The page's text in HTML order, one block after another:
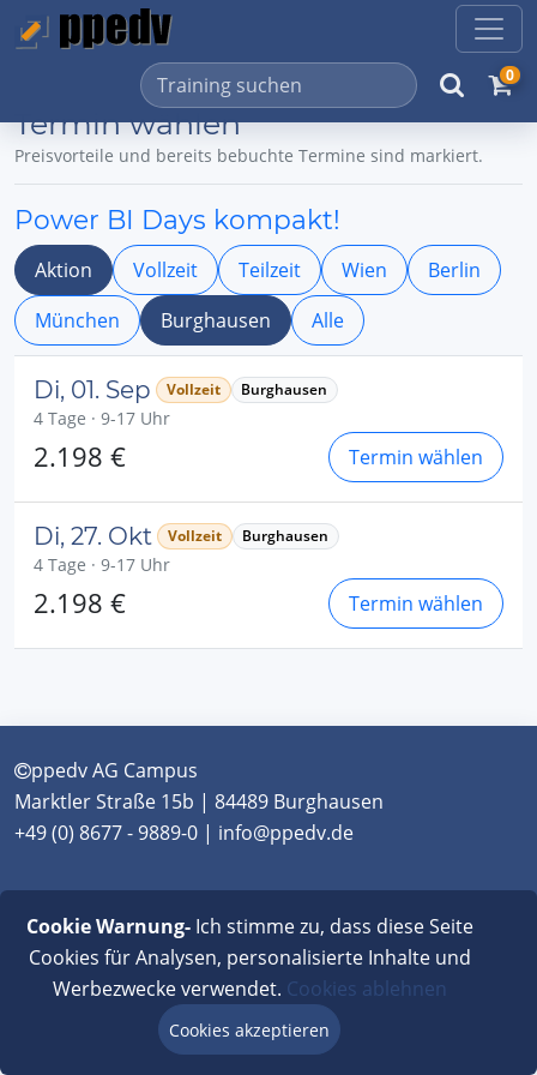
0
Termin wählen
Preisvorteile und bereits bebuchte Termine sind markiert.
Power BI Days kompakt!
Aktion Vollzeit Teilzeit Wien
Berlin
München
Burghausen Alle
Di, 01. Sep Vollzeit Burghausen
4 Tage · 9-17 Uhr
2.198 € Termin wählen
Di, 27. Okt Vollzeit Burghausen
4 Tage · 9-17 Uhr
2.198 € Termin wählen
ppedv AG Campus
Marktler Straße 15b | 84489 Burghausen
+49 (0) 8677 - 9889-0 | info@ppedv.de
Classroom
|Impressum|Datenschutz|FAQ
Cookie Warnung-Ich stimme zu, dass diese Seite
Cookies für Analysen, personalisierte Inhalte und
Werbezwecke verwendet. Cookies ablehnen
Cookies akzeptieren